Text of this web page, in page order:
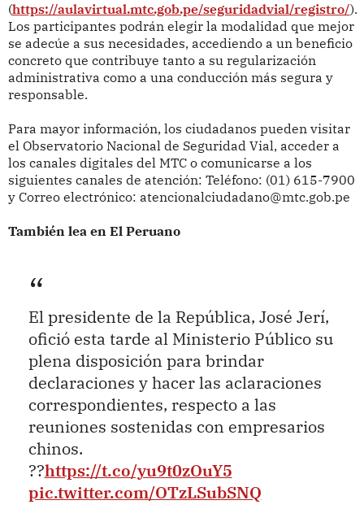
(https://aulavirtual.mtc.gob.pe/seguridadvial/registro/).
Los participantes podrán elegir la modalidad que mejor
se adecúe a sus necesidades, accediendo a un beneficio
concreto que contribuye tanto a su regularización
administrativa como a una conducción más segura y
responsable.
Para mayor información, los ciudadanos pueden visitar
el Observatorio Nacional de Seguridad Vial, acceder a
los canales digitales del MTC o comunicarse a los
siguientes canales de atención: Teléfono: (01) 615-7900
y Correo electrónico: atencionalciudadano@mtc.gob.pe
También lea en El Peruano
El presidente de la República, José Jerí,
ofició esta tarde al Ministerio Público su
plena disposición para brindar
declaraciones y hacer las aclaraciones
correspondientes, respecto a las
reuniones sostenidas con empresarios
chinos.
??https://t.co/yu9t0zOuY5
pic.twitter.com/OTzLSubSNQ